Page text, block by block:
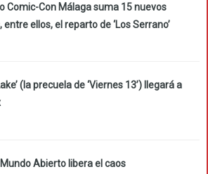
Comic-Con Málaga suma 15 nuevos
entre ellos, el reparto de ‘Los Serrano’
(la precuela de ‘Viernes 13’) llegará a
Abierto libera el caos